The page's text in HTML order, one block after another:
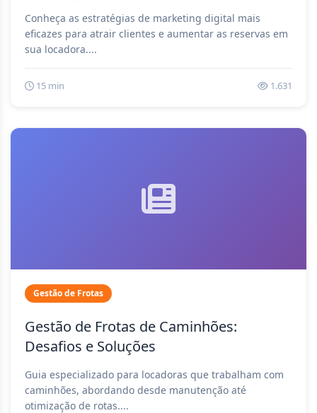
Conheça as estratégias de marketing digital mais
eficazes para atrair clientes e aumentar as reservas em
sua locadora....
15 min 1.631
Gestão de Frotas
Gestão de Frotas de Caminhões:
Desafios e Soluções
Guia especializado para locadoras que trabalham com
caminhões, abordando desde manutenção até
otimização de rotas....